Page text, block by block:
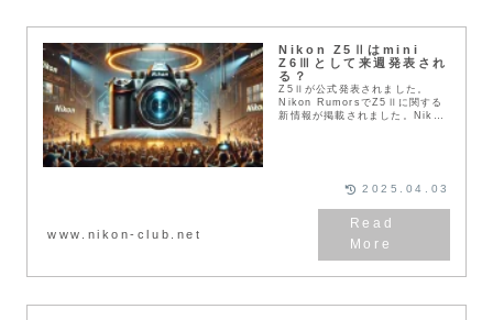
Nikon Z5Ⅱはmini
Z6Ⅲとして来週発表され
る？
Z5Ⅱが公式発表されました。
Nikon RumorsでZ5Ⅱに関する
新情報が掲載されました。Nikon
www.nikon-club.net
2025.04.03